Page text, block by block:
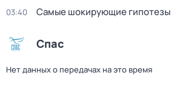
03:40 Самые шoкиpующие гипотезы
Спас
Нет данных о передачах на это время